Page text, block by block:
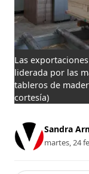
Las
liderada por las
tableros de
cortesía)
Sandra
martes, 24